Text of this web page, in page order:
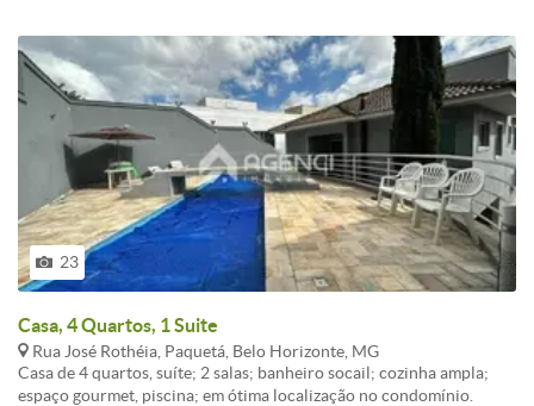
localização é um grande destaque, com fácil acesso a áreas de lazer,
comércio e serviços, além da proximidade com a Pampulha, que
oferece opções de lazer e natureza. Não perca a oportunidade de
conhecer essa casa geminada que combina conforto, praticidade e
uma localização privilegiada! Agende sua visita e venha se encantar!
23
Casa, 4 Quartos, 1 Suite
Rua José Rothéia, Paquetá, Belo Horizonte, MG
Casa de 4 quartos, suíte; 2 salas; banheiro socail; cozinha ampla;
espaço gourmet, piscina; em ótima localização no condomínio.